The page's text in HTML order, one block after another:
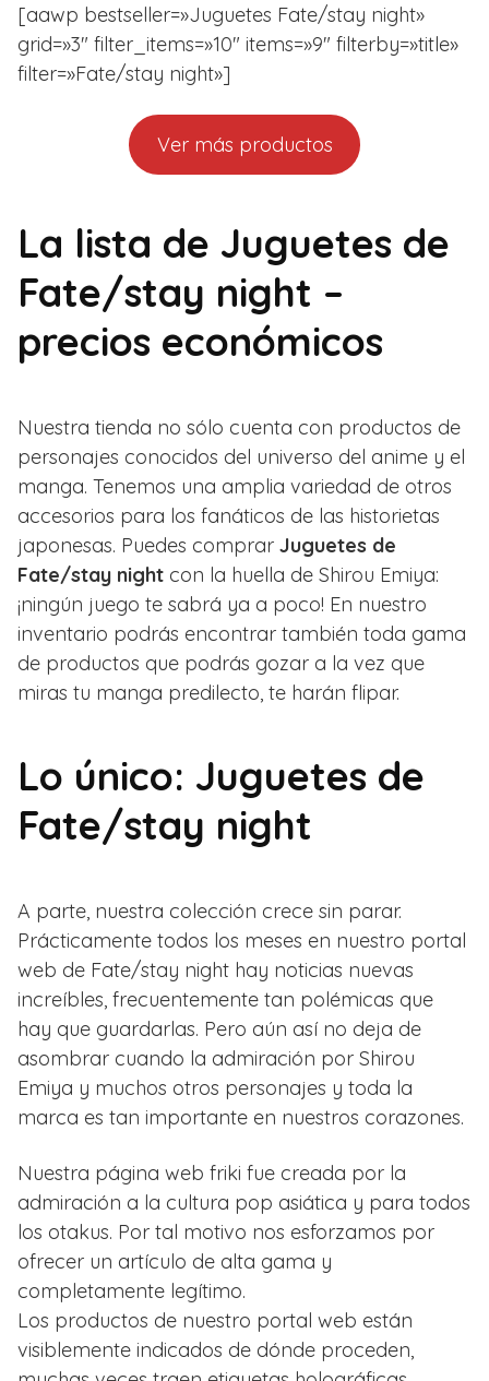
[aawp bestseller=»Juguetes Fate/stay night»
grid=»3″ filter_items=»10″ items=»9″ filterby=»title»
filter=»Fate/stay night»]
Ver más productos
La lista de Juguetes de
Fate/stay night –
precios económicos
Nuestra tienda no sólo cuenta con productos de
personajes conocidos del universo del anime y el
manga. Tenemos una amplia variedad de otros
accesorios para los fanáticos de las historietas
japonesas. Puedes comprar Juguetes de
Fate/stay night con la huella de Shirou Emiya:
¡ningún juego te sabrá ya a poco! En nuestro
inventario podrás encontrar también toda gama
de productos que podrás gozar a la vez que
miras tu manga predilecto, te harán flipar.
Lo único: Juguetes de
Fate/stay night
A parte, nuestra colección crece sin parar.
Prácticamente todos los meses en nuestro portal
web de Fate/stay night hay noticias nuevas
increíbles, frecuentemente tan polémicas que
hay que guardarlas. Pero aún así no deja de
asombrar cuando la admiración por Shirou
Emiya y muchos otros personajes y toda la
marca es tan importante en nuestros corazones.
Nuestra página web friki fue creada por la
admiración a la cultura pop asiática y para todos
los otakus. Por tal motivo nos esforzamos por
ofrecer un artículo de alta gama y
completamente legítimo.
Los productos de nuestro portal web están
visiblemente indicados de dónde proceden,